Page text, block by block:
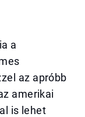
a
az apróbb
amerikai
is lehet